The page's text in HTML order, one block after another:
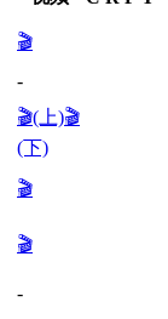
🎬
-
🎬(上)🎬
(下)
🎬
🎬
-